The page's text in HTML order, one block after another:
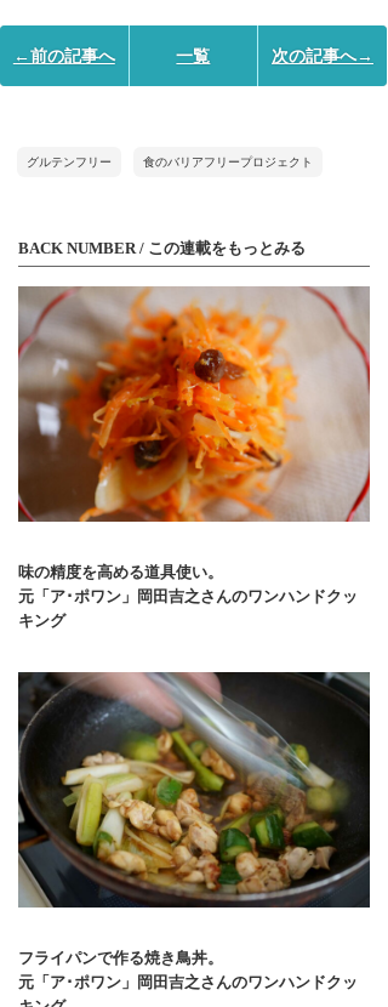
←前の記事へ 一覧 次の記事へ→
グルテンフリー 食のバリアフリープロジェクト
BACK NUMBER / この連載をもっとみる
味の精度を高める道具使い。
元「ア･ポワン」岡田吉之さんのワンハンドクッ
キング
フライパンで作る焼き鳥丼。
元「ア･ポワン」岡田吉之さんのワンハンドクッ